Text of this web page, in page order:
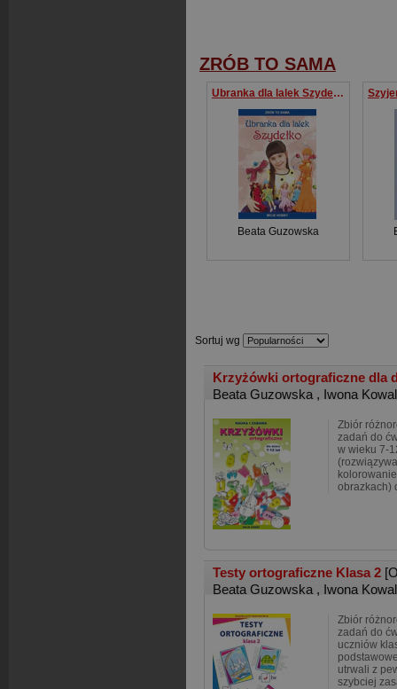
ZRÓB TO SAMA
Ubranka dla lalek Szydełko Moje hobby
Beata Guzowska
Sortuj wg
Krzyżówki ortograficzne dla
Beata Guzowska , Iwona
Zbiór
zadań do
w wieku 7-
obrazkach)
Testy ortograficzne Klasa 2
Beata Guzowska , Iwona
Zbiór
zadań do
uczniów
utrwali z
szybciej